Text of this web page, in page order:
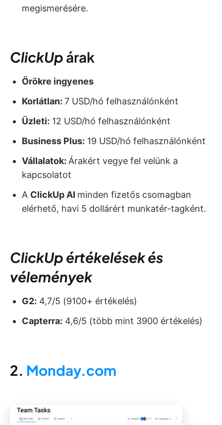
megismerésére.
ClickUp árak
Örökre ingyenes
Korlátlan: 7 USD/hó felhasználónként
Üzleti: 12 USD/hó felhasználónként
Business Plus: 19 USD/hó felhasználónként
Vállalatok: Árakért vegye fel velünk a
kapcsolatot
A ClickUp AI minden fizetős csomagban
elérhető, havi 5 dollárért munkatér-tagként.
ClickUp értékelések és
vélemények
G2: 4,7/5 (9100+ értékelés)
Capterra: 4,6/5 (több mint 3900 értékelés)
2. Monday.com